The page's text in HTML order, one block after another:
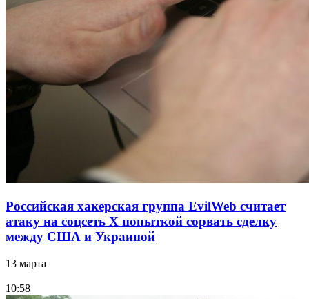
Российская хакерская группа EvilWeb считает
атаку на соцсеть Х попыткой сорвать сделку
между США и Украиной
13 марта
10:58